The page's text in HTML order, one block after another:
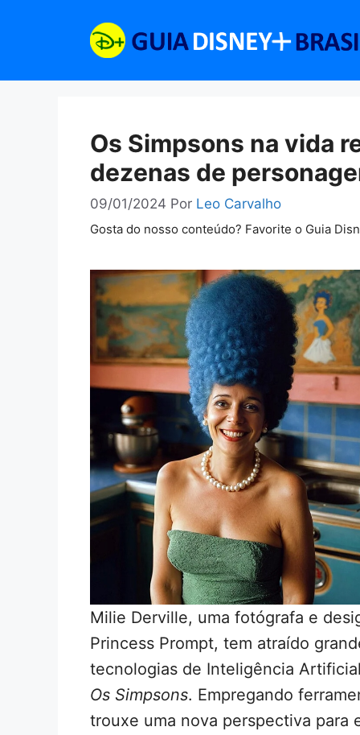
Os Simpsons na vida
dezenas de
09/01/2024 Por Leo Carvalho
Gosta do nosso conteúdo? Favorite o Guia
Milie Derville, uma fotógrafa e
Princess Prompt, tem atraído
tecnologias de Inteligência
Os Simpsons. Empregando
trouxe uma nova perspectiva para